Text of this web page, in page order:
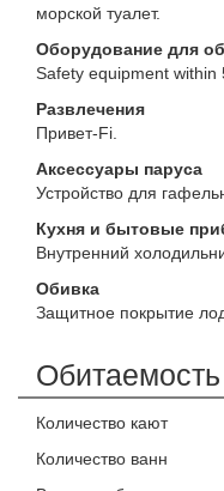
морской туалет.
Оборудование для
Safety equipment within
Развлечения
Привет-Fi.
Аксессуары паруса
Устройство для
Кухня и бытовые
Внутренний
Обивка
Защитное покрытие
Обитаемость
Количество кают
Количество ванн